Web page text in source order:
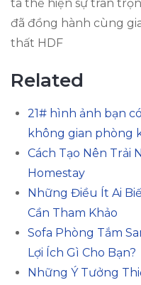
ta thể hiện sự trân
đã đồng hành cùng
thất HDF
Related
21# hình ảnh bạn
không gian phòng
Cách Tạo Nên Trải
Homestay
Những Điều Ít Ai
Cần Tham Khảo
Sofa Phòng Tắm
Lợi Ích Gì Cho Bạn?
Những Ý Tưởng